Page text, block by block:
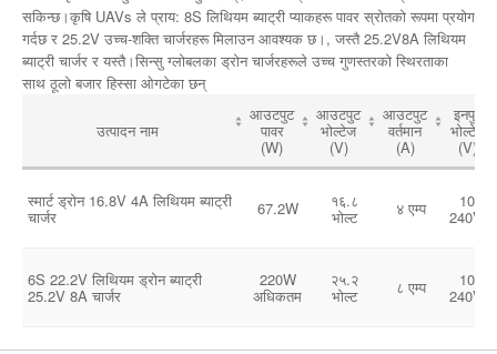
सकिन्छ।कृषि UAVs ले प्राय: 8S लिथियम ब्याट्री प्याकहरू पावर स्रोतको रूपमा प्रयोग
गर्दछ र 25.2V उच्च-शक्ति चार्जरहरू मिलाउन आवश्यक छ।, जस्तै 25.2V8A लिथियम
ब्याट्री चार्जर र यस्तै।सिन्सु ग्लोबलका ड्रोन चार्जरहरूले उच्च गुणस्तरको स्थिरताका
साथ ठूलो बजार हिस्सा ओगटेका छन्
उत्पादन नाम
आउटपुट
पावर
(W)
आउटपुट
भोल्टेज
(V)
आउटपुट
वर्तमान
(A)
इनपुट
भोल्टेज
(V)
स्मार्ट ड्रोन 16.8V 4A लिथियम ब्याट्री
चार्जर 67.2W १६.८
भोल्ट ४ एम्प 100-
240Vac
6S 22.2V लिथियम ड्रोन ब्याट्री
25.2V 8A चार्जर
220W
अधिकतम
२५.२
भोल्ट ८ एम्प 100-
240Vac